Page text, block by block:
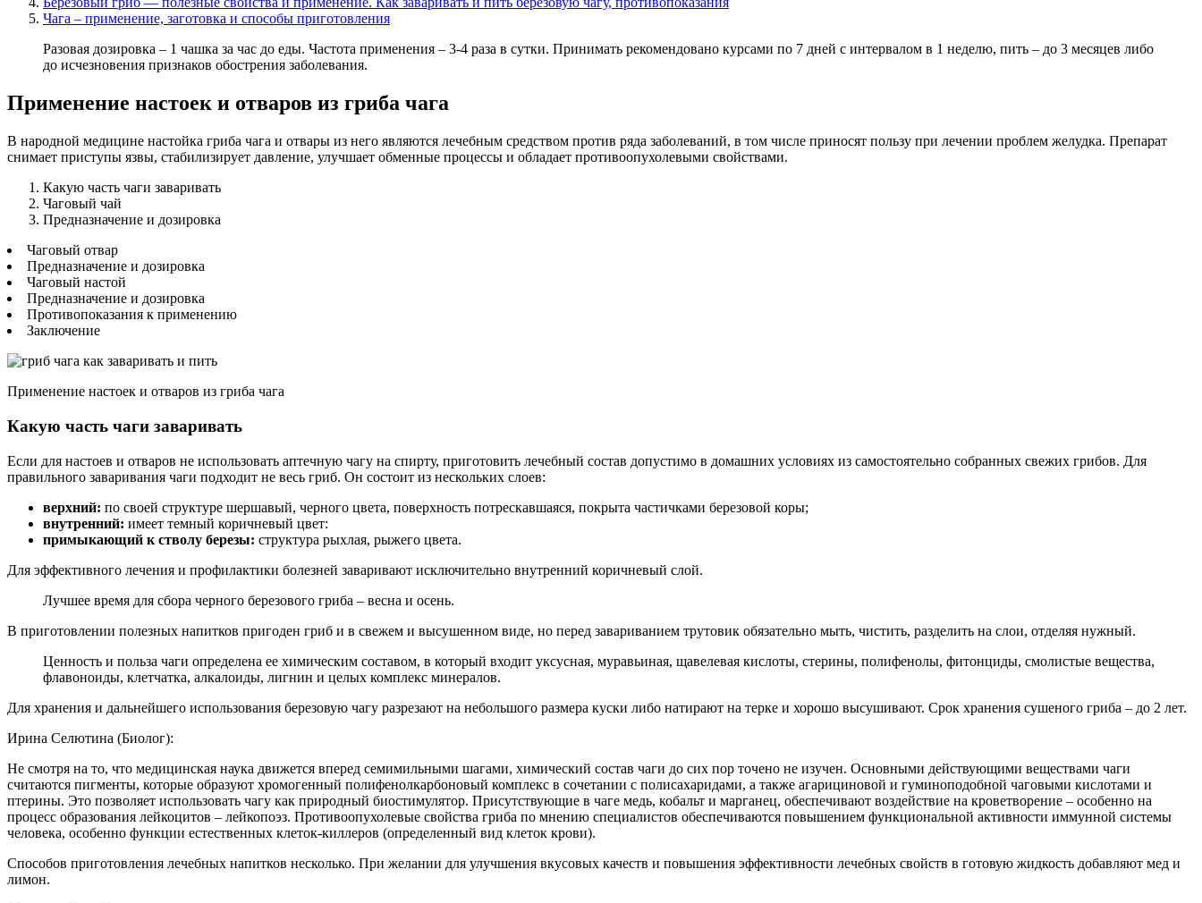
Чага – применение, заготовка и способы приготовления
Разовая дозировка – 1 чашка за час до еды. Частота применения – 3-4 раза в сутки. Принимать рекомендовано курсами по 7 дней с интервалом в 1 неделю, пить – до 3 месяцев либо
до исчезновения признаков обострения заболевания.
Применение настоек и отваров из гриба чага
В народной медицине настойка гриба чага и отвары из него являются лечебным средством против ряда заболеваний, в том числе приносят пользу при лечении проблем желудка. Препарат
снимает приступы язвы, стабилизирует давление, улучшает обменные процессы и обладает противоопухолевыми свойствами.
Какую часть чаги заваривать
Чаговый чай
Предназначение и дозировка
Чаговый отвар
Предназначение и дозировка
Чаговый настой
Предназначение и дозировка
Противопоказания к применению
Заключение
Применение настоек и отваров из гриба чага
Какую часть чаги заваривать
Если для настоев и отваров не использовать аптечную чагу на спирту, приготовить лечебный состав допустимо в домашних условиях из самостоятельно собранных свежих грибов. Для
правильного заваривания чаги подходит не весь гриб. Он состоит из нескольких слоев:
верхний: по своей структуре шершавый, черного цвета, поверхность потрескавшаяся, покрыта частичками березовой коры;
внутренний: имеет темный коричневый цвет:
примыкающий к стволу березы: структура рыхлая, рыжего цвета.
Для эффективного лечения и профилактики болезней заваривают исключительно внутренний коричневый слой.
Лучшее время для сбора черного березового гриба – весна и осень.
В приготовлении полезных напитков пригоден гриб и в свежем и высушенном виде, но перед завариванием трутовик обязательно мыть, чистить, разделить на слои, отделяя нужный.
Ценность и польза чаги определена ее химическим составом, в который входит уксусная, муравьиная, щавелевая кислоты, стерины, полифенолы, фитонциды, смолистые вещества,
флавоноиды, клетчатка, алкалоиды, лигнин и целых комплекс минералов.
Для хранения и дальнейшего использования березовую чагу разрезают на небольшого размера куски либо натирают на терке и хорошо высушивают. Срок хранения сушеного гриба – до 2 лет.
Ирина Селютина (Биолог):
Не смотря на то, что медицинская наука движется вперед семимильными шагами, химический состав чаги до сих пор точено не изучен. Основными действующими веществами чаги
считаются пигменты, которые образуют хромогенный полифенолкарбоновый комплекс в сочетании с полисахаридами, а также агарициновой и гуминоподобной чаговыми кислотами и
птерины. Это позволяет использовать чагу как природный биостимулятор. Присутствующие в чаге медь, кобальт и марганец, обеспечивают воздействие на кроветворение – особенно на
процесс образования лейкоцитов – лейкопоэз. Противоопухолевые свойства гриба по мнению специалистов обеспечиваются повышением функциональной активности иммунной системы
человека, особенно функции естественных клеток-киллеров (определенный вид клеток крови).
Способов приготовления лечебных напитков несколько. При желании для улучшения вкусовых качеств и повышения эффективности лечебных свойств в готовую жидкость добавляют мед и
лимон.